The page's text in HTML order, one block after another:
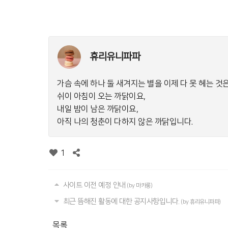
휴리유니파파
가슴 속에 하나 둘 새겨지는 별을 이제 다 못 헤는 것
쉬이 아침이 오는 까닭이요,
내일 밤이 남은 까닭이요,
아직 나의 청춘이 다하지 않은 까닭입니다.
1
사이트 이전 예정 안내 (by 마카롱)
최근 뜸해진 활동에 대한 공지사항입니다. (by 휴리유니파파)
목록